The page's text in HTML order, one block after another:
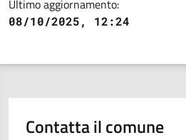
Ultimo aggiornamento:
08/10/2025, 12:24
Contatta il comune